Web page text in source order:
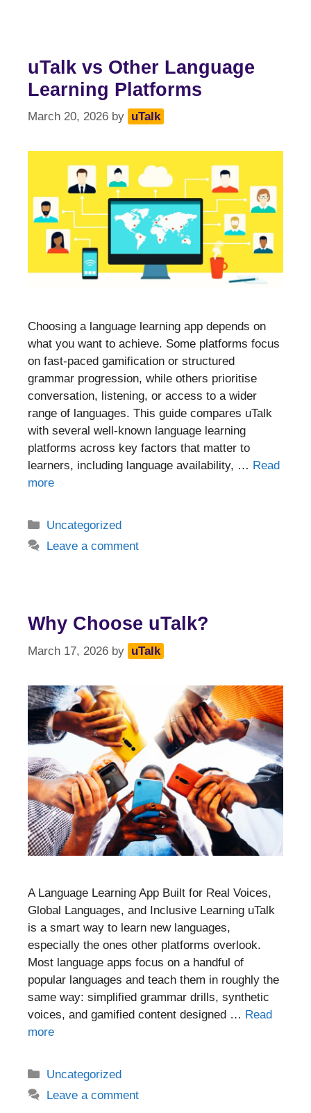
uTalk vs Other Language
Learning Platforms
March 20, 2026 by uTalk
Choosing a language learning app depends on
what you want to achieve. Some platforms focus
on fast-paced gamification or structured
grammar progression, while others prioritise
conversation, listening, or access to a wider
range of languages. This guide compares uTalk
with several well-known language learning
platforms across key factors that matter to
learners, including language availability, … Read
more
Categories
Uncategorized
Leave a comment
Why Choose uTalk?
March 17, 2026 by uTalk
A Language Learning App Built for Real Voices,
Global Languages, and Inclusive Learning uTalk
is a smart way to learn new languages,
especially the ones other platforms overlook.
Most language apps focus on a handful of
popular languages and teach them in roughly the
same way: simplified grammar drills, synthetic
voices, and gamified content designed … Read
more
Categories
Uncategorized
Leave a comment